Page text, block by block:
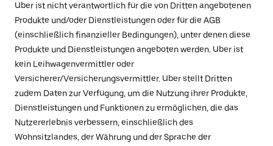
Uber ist nicht verantwortlich für die von Dritten angebotenen
Produkte und/oder Dienstleistungen oder für die AGB
(einschließlich finanzieller Bedingungen), unter denen diese
Produkte und Dienstleistungen angeboten werden. Uber ist
kein Leihwagenvermittler oder
Versicherer/Versicherungsvermittler. Uber stellt Dritten
zudem Daten zur Verfügung, um die Nutzung ihrer Produkte,
Dienstleistungen und Funktionen zu ermöglichen, die das
Nutzererlebnis verbessern, einschließlich des
Wohnsitzlandes, der Währung und der Sprache der